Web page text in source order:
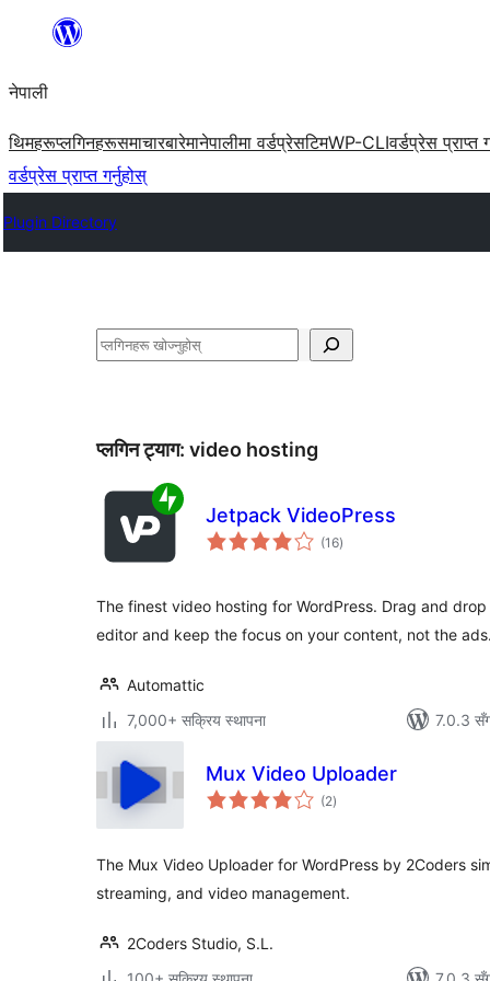
सामग्रीमा
नेपाली
थिमहरूप्लगिनहरूसमाचारबारेमानेपालीमा वर्डप्रेसटिमWP-CLIवर्डप्रेस प्राप्त
वर्डप्रेस प्राप्त गर्नुहोस्
Plugin Directory
खोज्नुहोस्
प्लगिन ट्याग: video hosting
Jetpack VideoPress
(16कुल
रेटिङ्गहरू
)
The finest video hosting for WordPress. Drag and
editor and keep the focus on your content, not the
Automattic
7,000+ सक्रिय स्थापना
7.0.3
Mux Video Uploader
(2कुल
रेटिङ्गहरू
)
The Mux Video Uploader for WordPress by 2Coders
streaming, and video management.
2Coders Studio, S.L.